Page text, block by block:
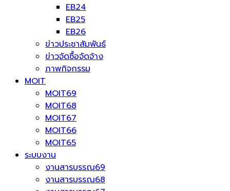
EB24
EB25
EB26
ข่าวประชาสัมพันธ์
ข่าวจัดซื้อจัดจ้าง
ภาพกิจกรรม
MOIT
MOIT69
MOIT68
MOIT67
MOIT66
MOIT65
ระบบงาน
งานสารบรรณ69
งานสารบรรณ68